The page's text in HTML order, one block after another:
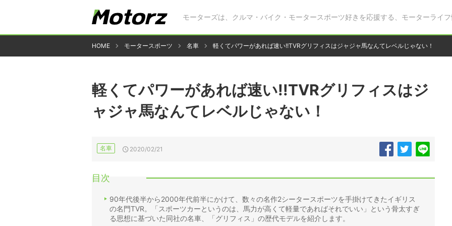
モーターズは、クルマ・バイク・モータースポーツ好きを応援する、モーターライフ
HOME モータースポーツ 名車 軽くてパワーがあれば速い!!TVRグリフィスはジャジャ馬なんてレベルじゃない！
軽くてパワーがあれば速い!!TVRグリフィスはジ
ャジャ馬なんてレベルじゃない！
名車 2020/02/21
目次
90年代後半から2000年代前半にかけて、数々の名作2シータースポーツを手掛けてきたイギリス
の名門TVR。「スポーツカーというのは、馬力が高くて軽量であればそれでいい」という骨太すぎ
る思想に基づいた同社の名車、「グリフィス」の歴代モデルを紹介します。